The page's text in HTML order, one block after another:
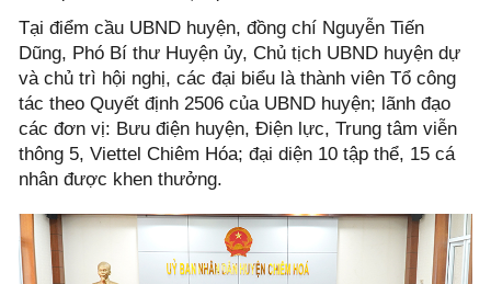
Tại điểm cầu UBND huyện, đồng chí Nguyễn Tiến
Dũng, Phó Bí thư Huyện ủy, Chủ tịch UBND huyện dự
và chủ trì hội nghị, các đại biểu là thành viên Tổ công
tác theo Quyết định 2506 của UBND huyện; lãnh đạo
các đơn vị: Bưu điện huyện, Điện lực, Trung tâm viễn
thông 5, Viettel Chiêm Hóa; đại diện 10 tập thể, 15 cá
nhân được khen thưởng.